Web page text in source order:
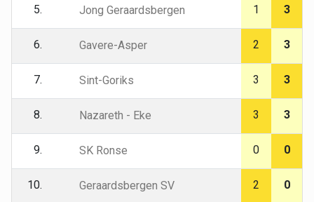
5. Jong Geraardsbergen 1 3
6. Gavere-Asper 2 3
7. Sint-Goriks 3 3
8. Nazareth - Eke 3 3
9. SK Ronse 0 0
10. Geraardsbergen SV 2 0